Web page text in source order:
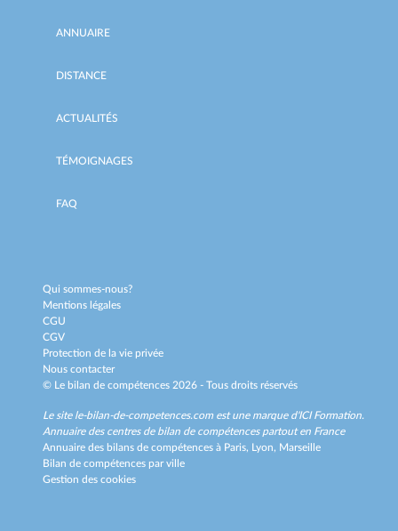
ANNUAIRE
DISTANCE
ACTUALITÉS
TÉMOIGNAGES
FAQ
Qui sommes-nous?
Mentions légales
CGU
CGV
Protection de la vie privée
Nous contacter
© Le bilan de compétences 2026 - Tous droits réservés
Le site le-bilan-de-competences.com est une marque d'ICI Formation.
Annuaire des centres de bilan de compétences partout en France
Annuaire des bilans de compétences à Paris, Lyon, Marseille
Bilan de compétences par ville
Gestion des cookies